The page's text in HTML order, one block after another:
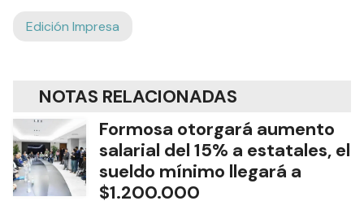
Edición Impresa
NOTAS RELACIONADAS
Formosa otorgará aumento
salarial del 15% a estatales, el
sueldo mínimo llegará a
$1.200.000